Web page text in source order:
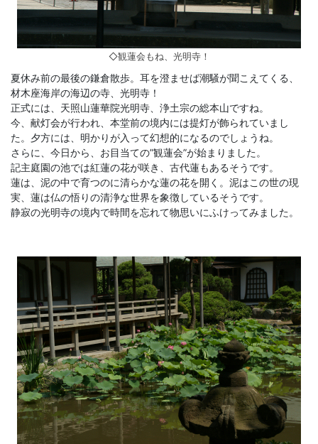
◇観蓮会もね、光明寺！
夏休み前の最後の鎌倉散歩。耳を澄ませば潮騒が聞こえてくる、
材木座海岸の海辺の寺、光明寺！
正式には、天照山蓮華院光明寺、浄土宗の総本山ですね。
今、献灯会が行われ、本堂前の境内には提灯が飾られていまし
た。夕方には、明かりが入って幻想的になるのでしょうね。
さらに、今日から、お目当ての”観蓮会”が始まりました。
記主庭園の池では紅蓮の花が咲き、古代蓮もあるそうです。
蓮は、泥の中で育つのに清らかな蓮の花を開く。泥はこの世の現
実、蓮は仏の悟りの清浄な世界を象徴しているそうです。
静寂の光明寺の境内で時間を忘れて物思いにふけってみました。